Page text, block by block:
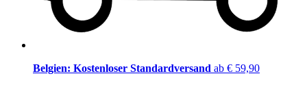
Belgien: Kostenloser Standardversand ab € 59,90